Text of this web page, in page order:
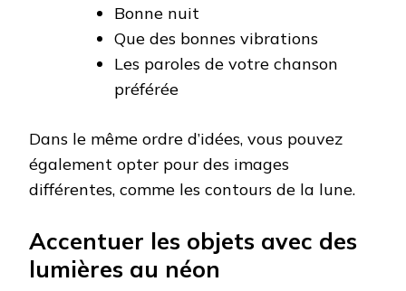
Bonne nuit
Que des bonnes vibrations
Les paroles de votre chanson
préférée
Dans le même ordre d’idées, vous pouvez
également opter pour des images
différentes, comme les contours de la lune.
Accentuer les objets avec des
lumières au néon